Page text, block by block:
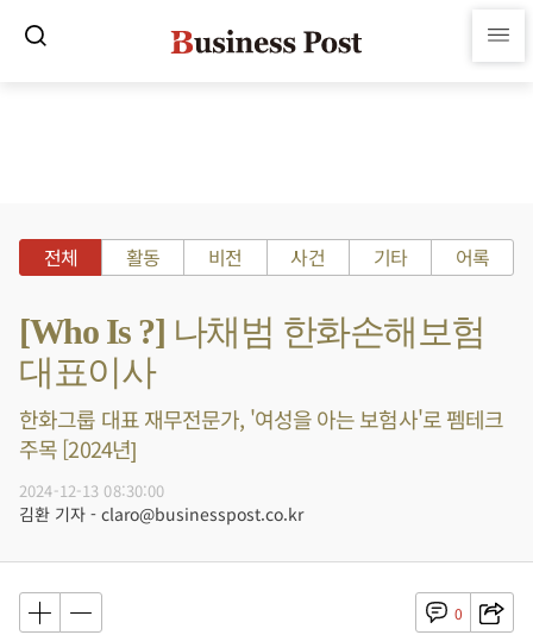
전체 활동 비전 사건 기타 어록
[Who Is ?] 나채범 한화손해보험
대표이사
한화그룹 대표 재무전문가, '여성을 아는 보험사'로 펨테크
주목 [2024년]
2024-12-13 08:30:00
김환 기자 - claro@businesspost.co.kr
0